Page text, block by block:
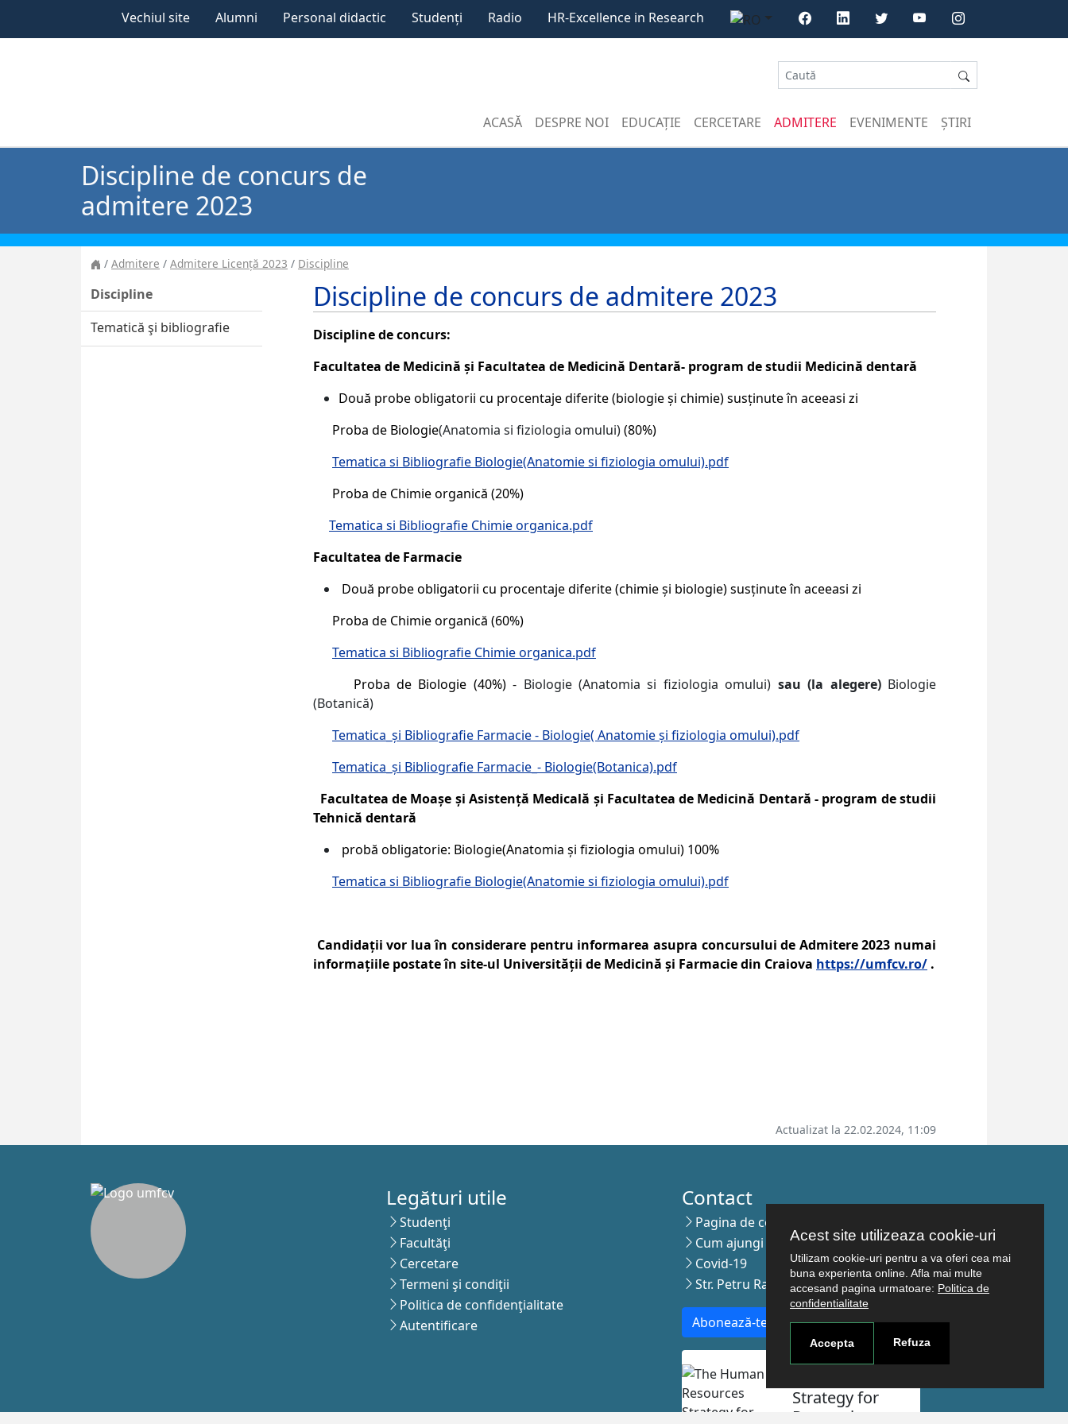
Acest site utilizeaza cookie-uri
Utilizam cookie-uri pentru a va oferi cea mai
buna experienta online. Afla mai multe
accesand pagina urmatoare: Politica de
confidentialitate
Accepta Refuza
Vechiul site Alumni Personal didactic Studenți Radio HR-Excellence in Research
ACASĂ DESPRE NOI EDUCAȚIE CERCETARE ADMITERE EVENIMENTE ȘTIRI
Discipline de concurs de
admitere 2023
Admitere Admitere Licență 2023 Discipline
Discipline
Tematică şi bibliografie
Discipline de concurs de admitere 2023
Discipline de concurs:
Facultatea de Medicină și Facultatea de Medicină Dentară- program de studii Medicină dentară
Două probe obligatorii cu procentaje diferite (biologie și chimie) susținute în aceeasi zi
Proba de Biologie(Anatomia si fiziologia omului)(80%)
Tematica si Bibliografie Biologie(Anatomie si fiziologia omului).pdf
Proba de Chimie organică (20%)
Tematica si Bibliografie Chimie organica.pdf
Facultatea de Farmacie
Două probe obligatorii cu procentaje diferite (chimie și biologie) susținute în aceeasi zi
Proba de Chimie organică (60%)
Tematica si Bibliografie Chimie organica.pdf
Proba de Biologie (40%) - Biologie (Anatomia si fiziologia omului) sau (la alegere)Biologie
(Botanică)
Tematica_și Bibliografie Farmacie - Biologie( Anatomie și fiziologia omului).pdf
Tematica_și Bibliografie Farmacie_- Biologie(Botanica).pdf
Facultatea de Moașe și Asistență Medicală și Facultatea de Medicină Dentară - program de studii
Tehnică dentară
probă obligatorie: Biologie(Anatomia și fiziologia omului) 100%
Tematica si Bibliografie Biologie(Anatomie si fiziologia omului).pdf
Candidații vor lua în considerare pentru informarea asupra concursului de Admitere 2023 numai
informațiile postate în site-ul Universității de Medicină și Farmacie din Craiova https://umfcv.ro/ .
Actualizat la 22.02.2024, 11:09
Legături utile
Studenţi
Facultăţi
Cercetare
Termeni şi condiţii
Politica de confidenţialitate
Autentificare
Contact
Pagina de contact
Cum ajungi aici
Covid-19
Str. Petru Rareş nr.2, Craiova, 200349
Abonează-te la newsletter!
The Human
Strategy for
Researchers